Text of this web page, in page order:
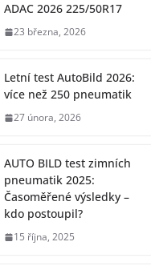
ADAC 2026 225/50R17
23 března, 2026
Letní test AutoBild 2026:
více než 250 pneumatik
27 února, 2026
AUTO BILD test zimních
pneumatik 2025:
Časoměřené výsledky –
kdo postoupil?
15 října, 2025